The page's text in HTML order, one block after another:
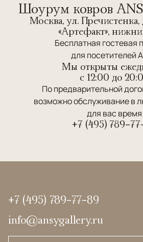
Шоурум ковров
Москва, ул. Пречистенка,
«Артефакт»,
Бесплатная гостевая
для посетителей
Мы открыты
c 12:00 до
По предварительной
возможно обслуживание в
для вас время
+7 (495) 789-
+7 (495) 789-77-89
info@ansygallery.ru